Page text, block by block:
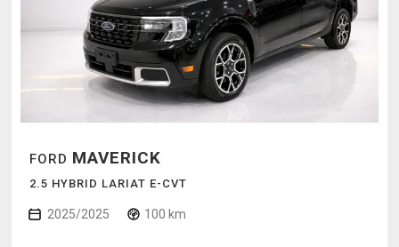
FORD MAVERICK
2.5 HYBRID LARIAT E-CVT
2025/2025 100 km